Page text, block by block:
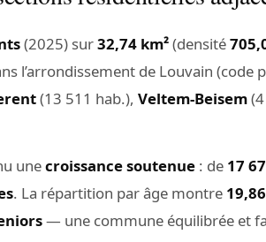
(2025) sur32,74 km²(densité
l’arrondissement de Louvain (code
(13 511 hab.), Veltem-Beisem
unecroissance soutenue : de 17
. La répartition par âge montre
— une commune équilibrée et